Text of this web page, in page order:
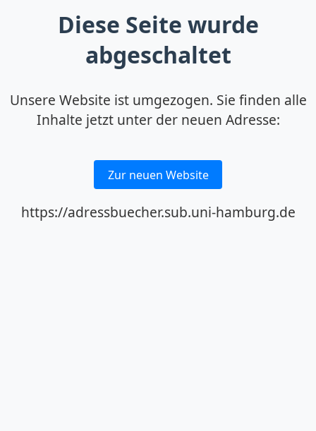
Diese Seite wurde
abgeschaltet
Unsere Website ist umgezogen. Sie finden alle
Inhalte jetzt unter der neuen Adresse:
Zur neuen Website
https://adressbuecher.sub.uni-hamburg.de